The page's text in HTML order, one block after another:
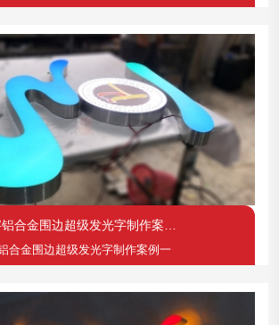
LED超级字铝合金围边超级发光字制作案例一
合金围边超级发光字制作案例一